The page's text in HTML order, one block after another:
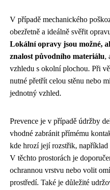
V případě mechanického
obezřetně a ideálně svěřit
Lokální opravy jsou možné,
znalost původního materiálu,
vzhledu s okolní plochou. Při
nutné přetřít celou stěnu nebo
jednotný vzhled.
Prevence je v případě údržby
vhodné zabránit přímému
kde hrozí její rozstřik,
V těchto prostorách je
ochrannou vrstvu nebo volit
prostředí. Také je důležité